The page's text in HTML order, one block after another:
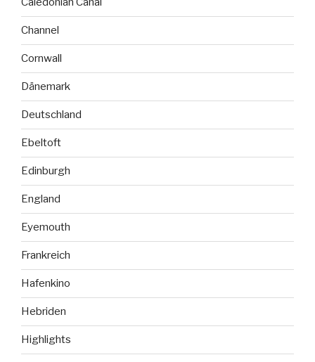
Channel
Cornwall
Dänemark
Deutschland
Ebeltoft
Edinburgh
England
Eyemouth
Frankreich
Hafenkino
Hebriden
Highlights